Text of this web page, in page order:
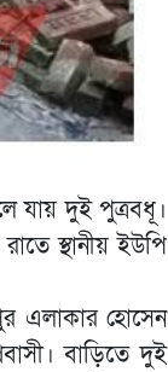
যায় দুই পুত্রবধূ।
স্থানীয় ইউপি
এলাকার হোসেন
বাড়িতে দুই